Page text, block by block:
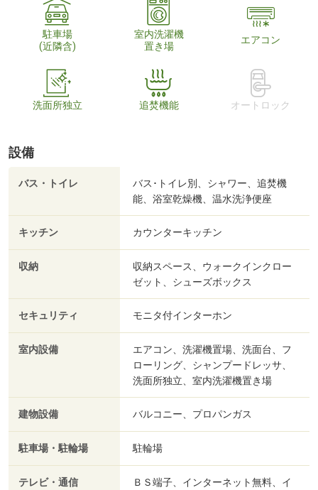
駐車場
(近隣含)
室内洗濯機
置き場
エアコン
洗面所独立 追焚機能 オートロック
設備
バス・トイレ
バス･トイレ別、シャワー、追焚機
能、浴室乾燥機、温水洗浄便座
キッチン カウンターキッチン
収納
収納スペース、ウォークインクロー
ゼット、シューズボックス
セキュリティ モニタ付インターホン
室内設備
エアコン、洗濯機置場、洗面台、フ
ローリング、シャンプードレッサ、
洗面所独立、室内洗濯機置き場
建物設備 バルコニー、プロパンガス
駐車場・駐輪場 駐輪場
テレビ・通信
ＢＳ端子、インターネット無料、イ